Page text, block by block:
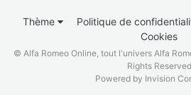
Thème Politique de
Cookies
© Alfa Romeo Online, tout l'univers Alfa
Rights Reserved
Powered by Invision